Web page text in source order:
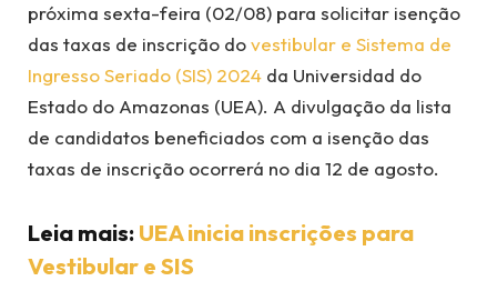
próxima sexta-feira (02/08) para solicitar isenção
das taxas de inscrição dovestibular e Sistema de
Ingresso Seriado (SIS) 2024 da Universidad do
Estado do Amazonas (UEA). A divulgação da lista
de candidatos beneficiados com a isenção das
taxas de inscrição ocorrerá no dia 12 de agosto.
Leia mais:UEA inicia inscrições para
Vestibular e SIS